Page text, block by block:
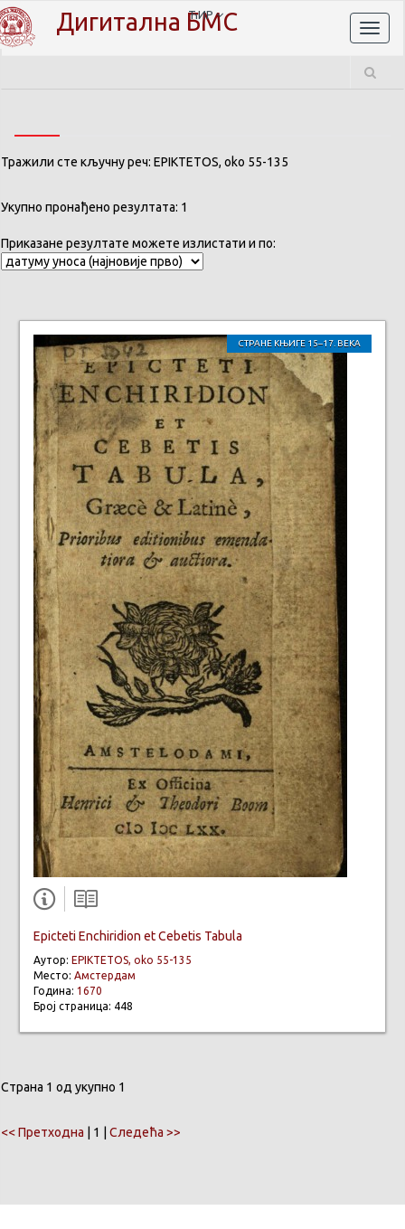
Дигитална БМС
ЋИР
Тражили сте кључну реч: EPIKTETOS, oko 55-135
Укупно пронађено резултата: 1
Приказане резултате можете излистати и по:
СТРАНЕ КЊИГЕ 15–17. ВЕКА
Epicteti Enchiridion et Cebetis Tabula
Аутор: EPIKTETOS, oko 55-135
Место: Амстердам
Година: 1670
Број страница: 448
Страна 1 од укупно 1
<< Претходна | 1 | Следећа >>